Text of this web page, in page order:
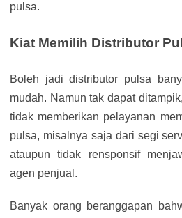
pulsa.
Kiat Memilih Distributor
Boleh jadi distributor pulsa
mudah. Namun tak dapat
tidak memberikan pelayanan
pulsa, misalnya saja dari segi
ataupun tidak rensponsif
agen penjual.
Banyak orang beranggapan